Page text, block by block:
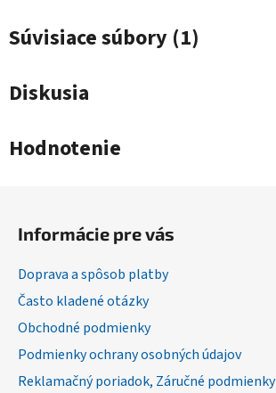
Súvisiace súbory (1)
Diskusia
Hodnotenie
Informácie pre vás
Doprava a spôsob platby
Často kladené otázky
Obchodné podmienky
Podmienky ochrany osobných údajov
Reklamačný poriadok, Záručné podmienky